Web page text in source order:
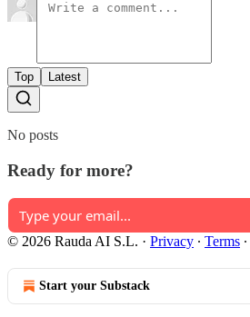
Top Latest
No posts
Ready for more?
© 2026 Rauda AI S.L. · Privacy ∙ Terms ∙
Start your Substack